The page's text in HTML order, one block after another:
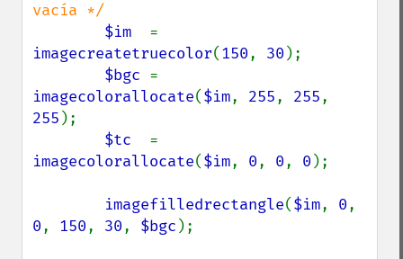
vacía */
$im
imagecreatetruecolor(150, 30 );
$bgc
imagecolorallocate($im, 255, 255
255 );
$tc
imagecolorallocate($im, 0, 0, 0 );
imagefilledrectangle($im, 0
0, 150, 30, $bgc );